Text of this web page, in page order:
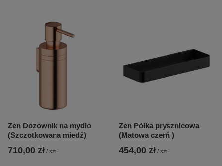
Zen Dozownik na mydło
(Szczotkowana miedź)
710,00 zł / szt.
Zen Półka prysznicowa
(Matowa czerń )
454,00 zł / szt.